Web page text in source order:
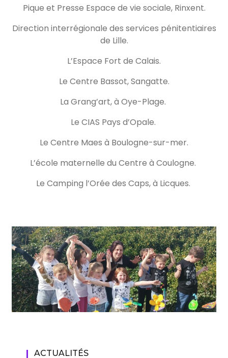
Pique et Presse Espace de vie sociale, Rinxent.
Direction interrégionale des services pénitentiaires
de Lille.
L’Espace Fort de Calais.
Le Centre Bassot, Sangatte.
La Grang’art, à Oye-Plage.
Le CIAS Pays d’Opale.
Le Centre Maes à Boulogne-sur-mer.
L’école maternelle du Centre à Coulogne.
Le Camping l’Orée des Caps, à Licques.
ACTUALITÉS